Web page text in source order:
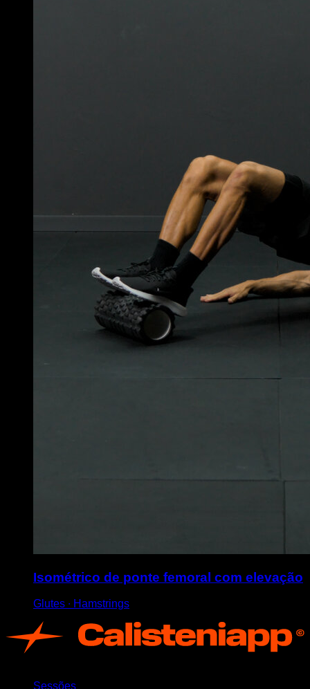
Isométrico de ponte femoral com elevação
Glutes ∙ Hamstrings
Sessões